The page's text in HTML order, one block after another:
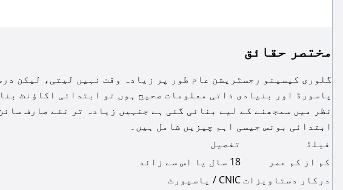
مختصر حقائق
گلوری کیسینو رجسٹریشن عام طور پر زیادہ وقت نہیں لیتی، لیکن
پاسورڈ اور بنیادی ذاتی معلومات صحیح ہوں تو ابتدائی اکاؤنٹ
نظر میں سمجھنے کے لیے بنائی گئی ہے جنہیں زیادہ تر نئے صارف
ابتدائی بونس جیسی اہم چیزیں شامل ہیں۔
فیلڈ
تفصیل
کم از کم عمر
18 سال یا اس سے زائد
درکار دستاویزاتCNIC / پاسپورٹ